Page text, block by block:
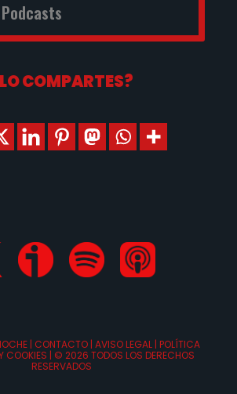
COMPARTES?
| CONTACTO | AVISO LEGAL | POLÍTICA
COOKIES | © 2026 TODOS LOS DERECHOS
RESERVADOS